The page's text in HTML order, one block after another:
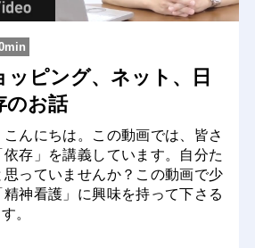
ッピング、ネット、日
のお話
んにちは。この動画では、皆さ
存」を講義しています。自分た
っていませんか？この動画で少
精神看護」に興味を持って下さる
。